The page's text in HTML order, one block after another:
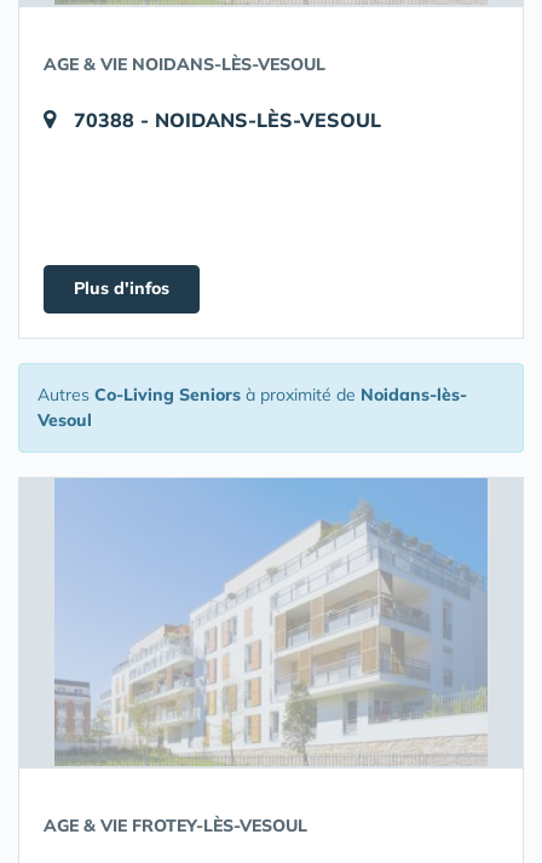
AGE & VIE NOIDANS-LÈS-VESOUL
70388 - NOIDANS-LÈS-VESOUL
Plus d'infos
Autres Co-Living Seniors à proximité de Noidans-lès-
Vesoul
AGE & VIE FROTEY-LÈS-VESOUL